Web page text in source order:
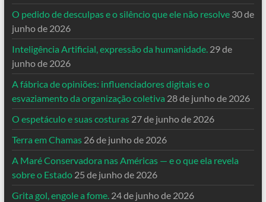
O pedido de desculpas e o silêncio que ele não resolve 30 de
junho de 2026
Inteligência Artificial, expressão da humanidade. 29 de
junho de 2026
A fábrica de opiniões: influenciadores digitais e o
esvaziamento da organização coletiva 28 de junho de 2026
O espetáculo e suas costuras 27 de junho de 2026
Terra em Chamas 26 de junho de 2026
A Maré Conservadora nas Américas — e o que ela revela
sobre o Estado 25 de junho de 2026
Grita gol, engole a fome. 24 de junho de 2026